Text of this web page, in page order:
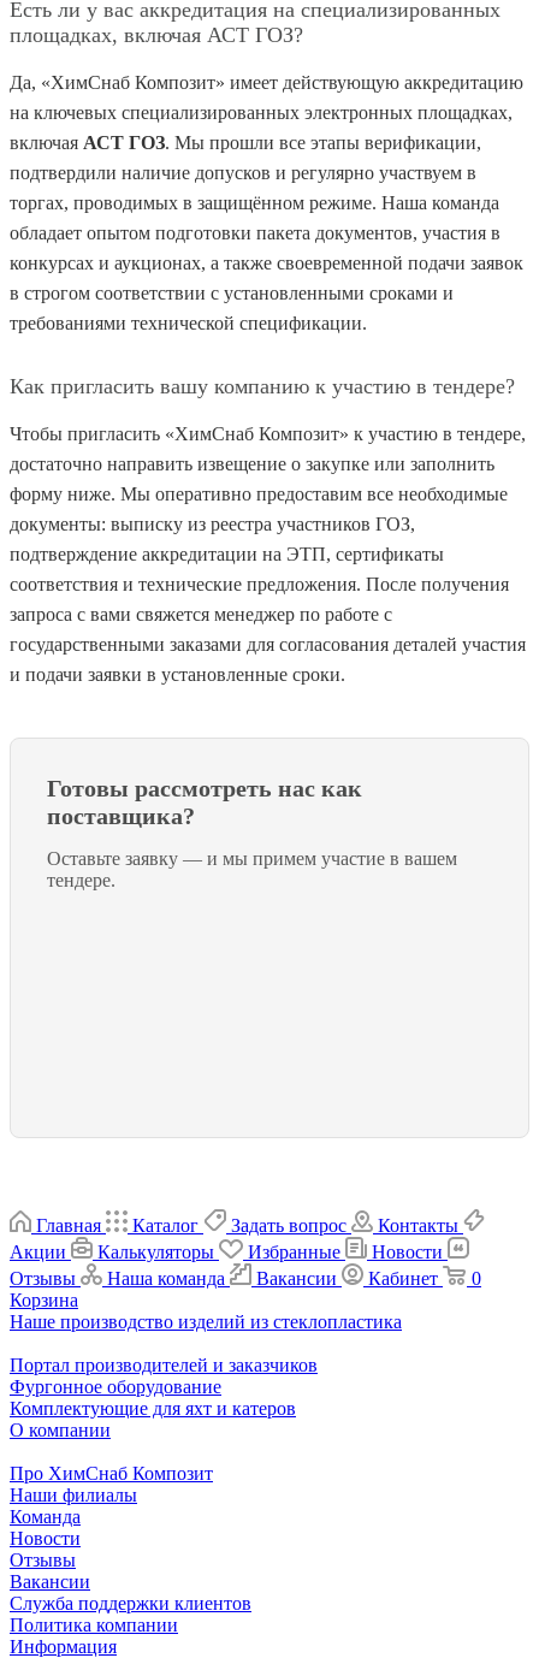
Есть ли у вас аккредитация на специализированных
площадках, включая АСТ ГОЗ?
Да, «ХимСнаб Композит» имеет действующую аккредитацию
на ключевых специализированных электронных площадках,
включая АСТ ГОЗ. Мы прошли все этапы верификации,
подтвердили наличие допусков и регулярно участвуем в
торгах, проводимых в защищённом режиме. Наша команда
обладает опытом подготовки пакета документов, участия в
конкурсах и аукционах, а также своевременной подачи заявок
в строгом соответствии с установленными сроками и
требованиями технической спецификации.
Как пригласить вашу компанию к участию в тендере?
Чтобы пригласить «ХимСнаб Композит» к участию в тендере,
достаточно направить извещение о закупке или заполнить
форму ниже. Мы оперативно предоставим все необходимые
документы: выписку из реестра участников ГОЗ,
подтверждение аккредитации на ЭТП, сертификаты
соответствия и технические предложения. После получения
запроса с вами свяжется менеджер по работе с
государственными заказами для согласования деталей участия
и подачи заявки в установленные сроки.
Готовы рассмотреть нас как
поставщика?
Оставьте заявку — и мы примем участие в вашем
тендере.
Главная Каталог Задать вопрос
Контакты
Акции
Калькуляторы Избранные
Новости
Отзывы
Наша команда Вакансии Кабинет
0
Корзина
Наше производство изделий из стеклопластика
Портал производителей и заказчиков
Фургонное оборудование
Комплектующие для яхт и катеров
О компании
Про ХимСнаб Композит
Наши филиалы
Команда
Новости
Отзывы
Вакансии
Служба поддержки клиентов
Политика компании
Информация